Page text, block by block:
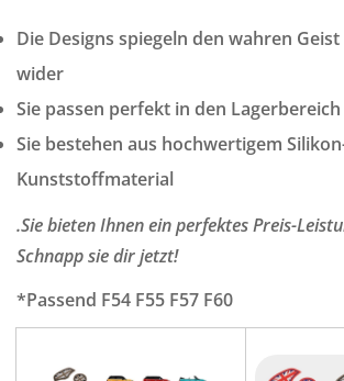
Die Designs spiegeln den wahren
wider
Sie passen perfekt in den Lagerbereich
Sie bestehen aus hochwertigem
Kunststoffmaterial
.Sie bieten Ihnen ein perfektes Preis-
Schnapp sie dir jetzt!
*Passend F54 F55 F57 F60